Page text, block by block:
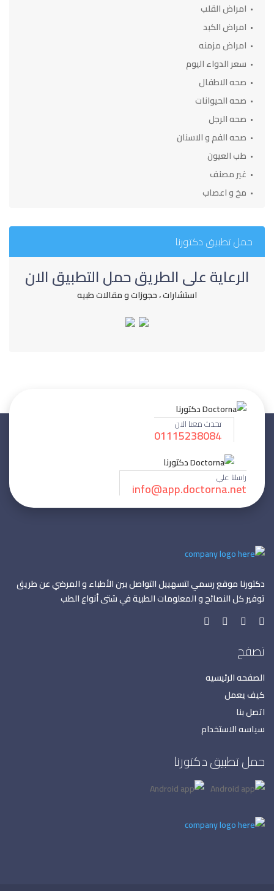
امراض القلب
امراض الكبد
امراض مزمنه
سعر الدواء اليوم
صحه الاطفال
صحه الحيوانات
صحه الرجل
صحه الفم و الاسنان
طب العيون
غير مصنف
مخ و اعصاب
حمل تطبيق دكتورنا
الرعاية على الطريق حمل التطبيق الان
استشارات ، حجوزات و مقالات طبيه
تحدث معنا الان
01115238084
راسلنا علي
info@app.doctorna.net
دكتورنا موقع رسمي لتسهييل التواصل بين الأطباء و المرضي عن طريق
توفير كل النصائح و المعلومات الطبية في شتى أنواع الطب
تصفح
الصفحه الرئيسيه
كيف يعمل
اتصل بنا
سياسه الاستخدام
حمل تطبيق دكتورنا